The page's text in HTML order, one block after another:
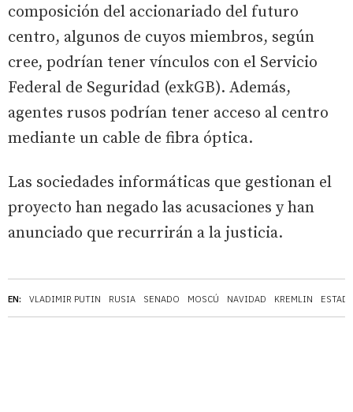
EN: VLADIMIR PUTIN RUSIA SENADO MOSCÚ NAVIDAD KREMLIN
composición del accionariado del futuro
centro, algunos de cuyos miembros, según
cree, podrían tener vínculos con el Servicio
Federal de Seguridad (exkGB). Además,
agentes rusos podrían tener acceso al centro
mediante un cable de fibra óptica.
Las sociedades informáticas que gestionan el
proyecto han negado las acusaciones y han
anunciado que recurrirán a la justicia.